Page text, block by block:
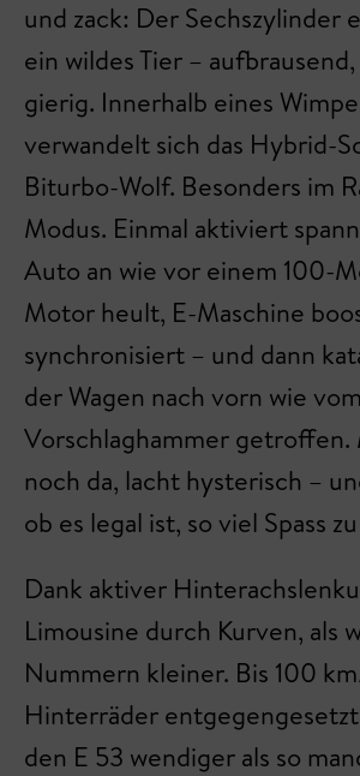
und zack: Der Sechszylinder
ein wildes Tier –
gierig. Innerhalb eines
verwandelt sich das Hybrid-
Biturbo-Wolf. Besonders im
Modus. Einmal aktiviert
Auto an wie vor einem 100-
Motor heult, E-Maschine
synchronisiert – und dann
der Wagen nach vorn wie vom
Vorschlaghammer getroffen.
noch da, lacht hysterisch –
ob es legal ist, so viel Spass
Dank aktiver
Limousine durch Kurven, als
Nummern kleiner. Bis 100
Hinterräder
den E 53 wendiger als so